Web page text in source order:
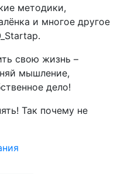
методики,
и многое другое
свою жизнь –
мышление,
дело!
Так почему не